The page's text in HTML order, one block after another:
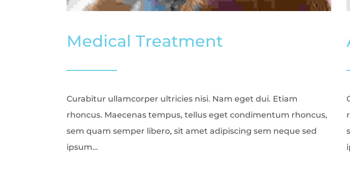
Medical Treatment
Curabitur ullamcorper ultricies nisi. Nam eget dui. Etiam
rhoncus. Maecenas tempus, tellus eget condimentum rhoncus,
sem quam semper libero, sit amet adipiscing sem neque sed
ipsum…